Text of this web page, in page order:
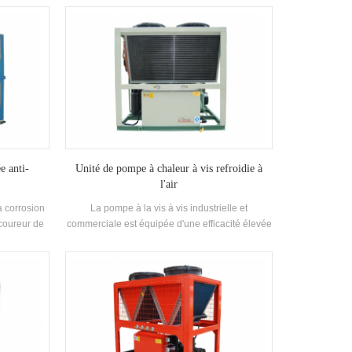
par
de
de
la
grande
entre la vapeur de réfrigérant et l'eau pendant le
opération, convertir le consommation d'énergie
chaleur dans de l'eau chaude utilisable et
fournissant une grande quantité de climatisation
tout en fournissant climatisation. eau chaude
dans la vie.
anti-
corrosion
de
Ceux
Unité de pompe à chaleur à vis refroidie à
l'air
La pompe à la vis à vis industrielle et
commerciale est équipée d'une efficacité élevée
utilisé dans les systèmes de climatisation des
bâtiments, les petits et moyens bureaux, les
ateliers d'usine, les magasins d'hôtels viticoles,
les villas et autres climatisation Environnements.